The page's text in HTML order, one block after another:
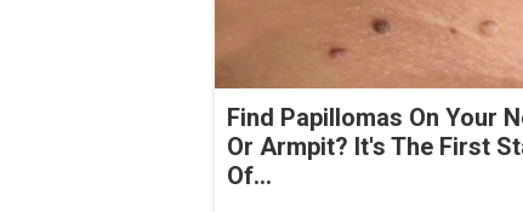
Find Papillomas On Your
Or Armpit? It's The First
Of...